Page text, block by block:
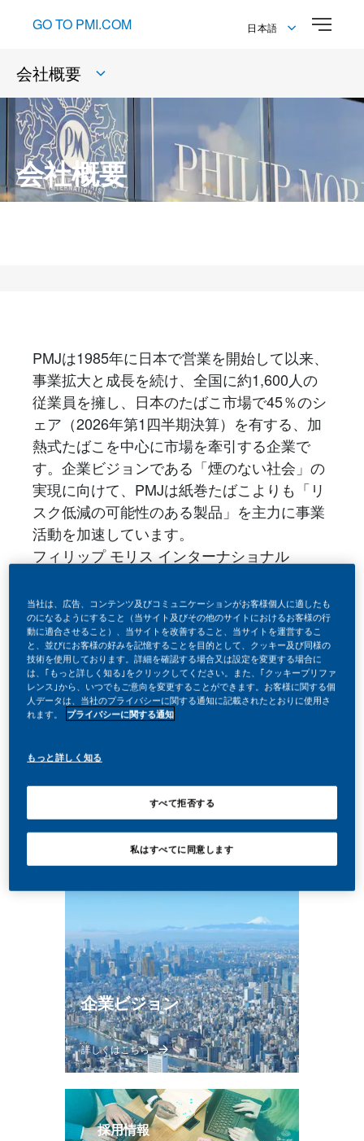
GO TO PMI.COM
日本語
会社概要
PMJについて
PMJの取り組み
会社概要
PMJは1985年に日本で営業を開始して以来、
事業拡大と成長を続け、全国に約1,600人の
従業員を擁し、日本のたばこ市場で45％のシ
ェア（2026年第1四半期決算）を有する、加
熱式たばこを中心に市場を牽引する企業で
す。企業ビジョンである「煙のない社会」の
実現に向けて、PMJは紙巻たばこよりも「リ
スク低減の可能性のある製品」を主力に事業
活動を加速しています。
フィリップ モリス インターナショナル
し、今後もたばこ製品を使い続ける成人喫煙
者にとって、公衆衛生の観点から社会全般と
様々なステークホルダーにとって意義があ
り、科学的に立証された代替製品を提供すべ
く、紙巻たばこ全てを「煙の出ない製品」へ
と切替えることを目指し、たばこ業界におい
企業ビジョン
詳しくはこちら
採用情報
当社は、広告、コンテンツ及びコミュニケーションがお客様個人に適したも
のになるようにすること（当サイト及びその他のサイトにおけるお客様の行
動に適合させること）、当サイトを改善すること、当サイトを運営するこ
と、並びにお客様の好みを記憶することを目的として、クッキー及び同様の
技術を使用しております。詳細を確認する場合又は設定を変更する場合に
は、｢もっと詳しく知る｣をクリックしてください。また、｢クッキープリファ
レンス｣から、いつでもご意向を変更することができます。お客様に関する個
人データは、当社のプライバシーに関する通知に記載されたとおりに使用さ
れます。
プライバシーに関する通知
もっと詳しく知る
すべて拒否する
私はすべてに同意します